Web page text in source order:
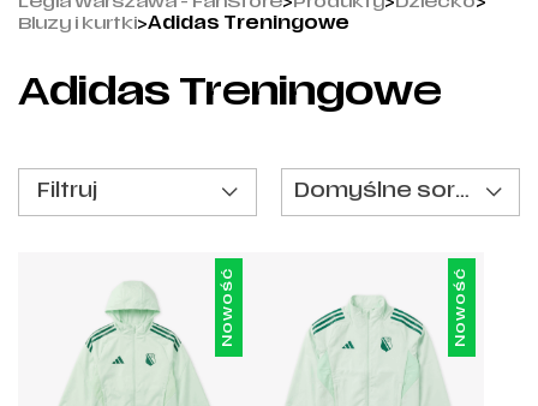
Bluzy i kurtki>Adidas Treningowe
Adidas Treningowe
Filtruj Domyślne sortowanie
Nowość Nowość